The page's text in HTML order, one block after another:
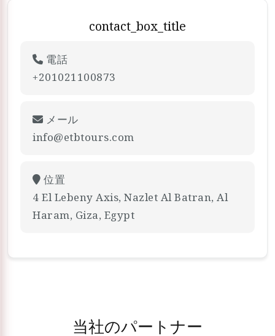
contact_box_title
電話
+201021100873
メール
info@etbtours.com
位置
4 El Lebeny Axis, Nazlet Al Batran, Al
Haram, Giza, Egypt
当社のパートナー